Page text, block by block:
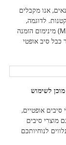
אנו מקבלים
לדוגמה,
מינימום הזמנה (MOQ) הוא 2
לשימוש
סיבים אופטיים,
מוצרי סיבים